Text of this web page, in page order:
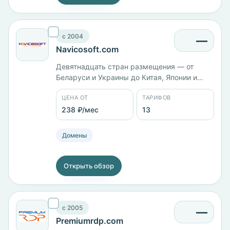
c 2004
Navicosoft.com
—
Девятнадцать стран размещения — от
Беларуси и Украины до Китая, Японии и
Австралии. Компания работает с 2004 года.
VPS: v1 с 532 МБ памяти — 468 ₽/мес, v3 с
2 ядрами и 2 ГБ — 1877 ₽/мес, v4 с 3
ядрами и 3 ГБ — 3129 ₽/мес. На хостинге
тариф Diamond — 237 ₽/мес.
ЦЕНА ОТ
238 ₽/мес
ТАРИФОВ
13
Домены
Открыть обзор
c 2005
Premiumrdp.com
—